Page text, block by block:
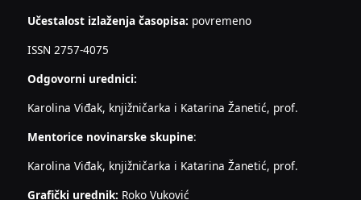
Učestalost izlaženja časopisa: povremeno
ISSN 2757-4075
Odgovorni urednici:
Karolina Viđak, knjižničarka i Katarina Žanetić, prof.
Mentorice novinarske skupine:
Karolina Viđak, knjižničarka i Katarina Žanetić, prof.
Grafički urednik: Roko Vuković